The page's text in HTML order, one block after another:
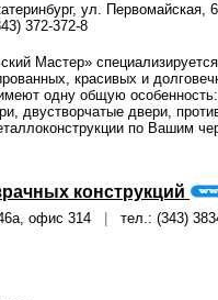
ул. Первомайская,
372-372-8
Мастер»
красивых и
одну общую
двустворчатые двери,
по Вашим
конструкций
46а, офис 314 тел.: (343)